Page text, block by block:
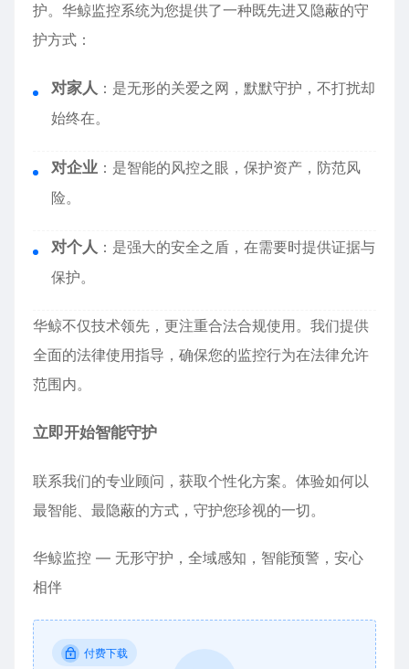
护。华鲸监控系统为您提供了一种既先进又隐蔽的守
护方式：
对家人 ：是无形的关爱之网，默默守护，不打扰却
始终在。
对企业 ：是智能的风控之眼，保护资产，防范风
险。
对个人 ：是强大的安全之盾，在需要时提供证据与
保护。
华鲸不仅技术领先，更注重合法合规使用。我们提供
全面的法律使用指导，确保您的监控行为在法律允许
范围内。
立即开始智能守护
联系我们的专业顾问，获取个性化方案。体验如何以
最智能、最隐蔽的方式，守护您珍视的一切。
华鲸监控 — 无形守护，全域感知，智能预警，安心
相伴
付费下载